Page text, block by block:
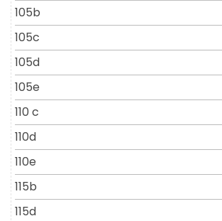
105b
105c
105d
105e
110 c
110d
110e
115b
115d